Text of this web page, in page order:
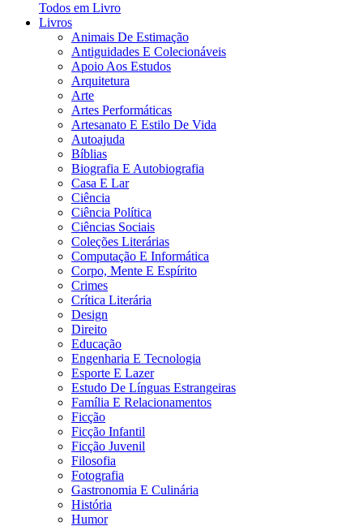
Todos em Livro
Livros
Animais De Estimação
Antiguidades E Colecionáveis
Apoio Aos Estudos
Arquitetura
Arte
Artes Performáticas
Artesanato E Estilo De Vida
Autoajuda
Bíblias
Biografia E Autobiografia
Casa E Lar
Ciência
Ciência Política
Ciências Sociais
Coleções Literárias
Computação E Informática
Corpo, Mente E Espírito
Crimes
Crítica Literária
Design
Direito
Educação
Engenharia E Tecnologia
Esporte E Lazer
Estudo De Línguas Estrangeiras
Família E Relacionamentos
Ficção
Ficção Infantil
Ficção Juvenil
Filosofia
Fotografia
Gastronomia E Culinária
História
Humor